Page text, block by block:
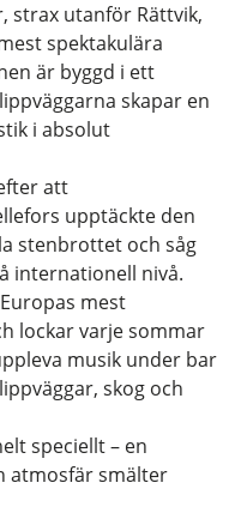
strax utanför Rättvik,
spektakulära
är byggd i ett
skapar en
i absolut
att
upptäckte den
stenbrottet och såg
internationell nivå.
mest
lockar varje sommar
musik under bar
skog och
speciellt – en
atmosfär smälter